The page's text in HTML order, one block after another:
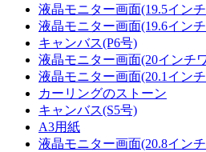
液晶モニター画面(19.5イン
液晶モニター画面(19.6イン
キャンバス(P6号)
液晶モニター画面(20インチ
液晶モニター画面(20.1イン
カーリングのストーン
キャンバス(S5号)
A3用紙
液晶モニター画面(20.8イン